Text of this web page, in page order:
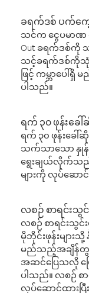
ခရက်ဒစ် ပက်ကေ့ခ
သင်က ငွေပမာ
Out ခရက်ဒစ်ကို
သင့်ခရက်ဒစ်ကိုသုံး
ဖြင့် ကမ္ဘာပေါ်
ပါသည်။
ရက် ၃၀ ဖုန်းခေ
ရက် ၃၀ ဖုန်းခေ
သက်သာသော နှုန်း
ရွေးချယ်လိုက်သည့်
များကို လုပ်ဆော
လစဉ် စာရင်းသွ
လစဉ် စာရင်းသွင်
မိုဘိုင်းဖုန်းများသို့
မည်သည့်အချိန်တွ
အဆင်ပြေသလို ပ
ပါသည်။ လစဉ် စ
လုပ်ဆောင်ထားပြီ